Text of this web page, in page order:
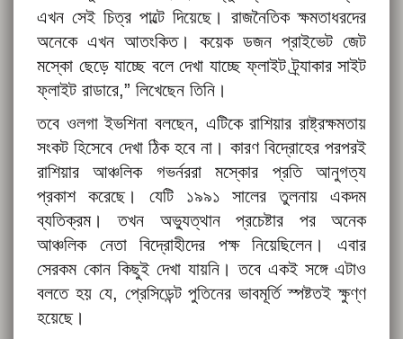
এখন সেই চিত্র পাল্টে দিয়েছে। রাজনৈতিক ক্ষমতাধরদের
অনেকে এখন আতংকিত। কয়েক ডজন প্রাইভেট জেট
মস্কো ছেড়ে যাচ্ছে বলে দেখা যাচ্ছে ফ্লাইট ট্র্যাকার সাইট
ফ্লাইট রাডারে,” লিখেছেন তিনি।
তবে ওলগা ইভশিনা বলছেন, এটিকে রাশিয়ার রাষ্ট্রক্ষমতায়
সংকট হিসেবে দেখা ঠিক হবে না। কারণ বিদ্রোহের পরপরই
রাশিয়ার আঞ্চলিক গভর্নররা মস্কোর প্রতি আনুগত্য
প্রকাশ করেছে। যেটি ১৯৯১ সালের তুলনায় একদম
ব্যতিক্রম। তখন অভ্যুত্থান প্রচেষ্টার পর অনেক
আঞ্চলিক নেতা বিদ্রোহীদের পক্ষ নিয়েছিলেন। এবার
সেরকম কোন কিছুই দেখা যায়নি। তবে একই সঙ্গে এটাও
বলতে হয় যে, প্রেসিডেন্ট পুতিনের ভাবমূর্তি স্পষ্টতই ক্ষুণ্ণ
হয়েছে।